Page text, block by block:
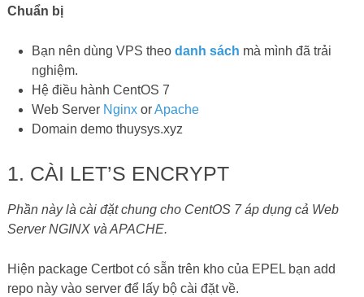
Chuẩn bị
Bạn nên dùng VPS theodanh sách mà mình đã trải
nghiệm.
Hệ điều hành CentOS 7
Web Server Nginx orApache
Domain demo thuysys.xyz
1. CÀI LET’S ENCRYPT
Phần này là cài đặt chung cho CentOS 7 áp dụng cả Web
Server NGINX và APACHE.
Hiện package Certbot có sẵn trên kho của EPEL bạn add
repo này vào server để lấy bộ cài đặt về.